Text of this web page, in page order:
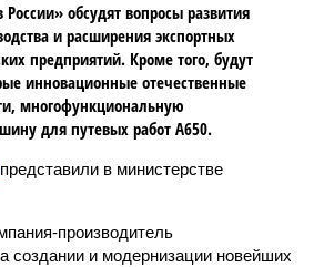
обсудят вопросы развития
и расширения экспортных
предприятий. Кроме того, будут
инновационные отечественные
многофункциональную
для путевых работ А650.
представили в министерстве
производитель
создании и модернизации новейших